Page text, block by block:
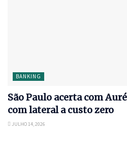
BANKING
São Paulo acerta com
com lateral a custo zero
JULHO 14, 2026